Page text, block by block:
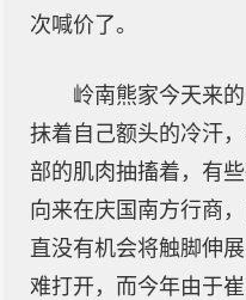
次喊价了。
岭南熊家今天来
抹着自己额头的冷汗
部的肌肉抽搐着，有
向来在庆国南方行商
直没有机会将触脚伸
难打开，而今年由于